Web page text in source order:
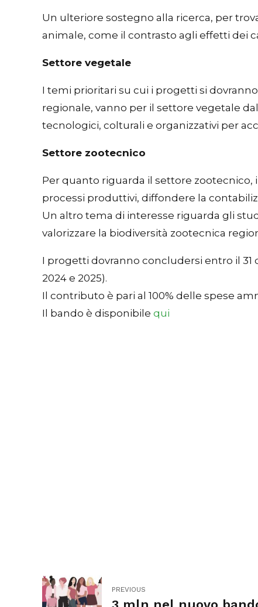
Un ulteriore sostegno alla ricerca, per
animale, come il contrasto agli effetti dei
Settore vegetale
I temi prioritari su cui i progetti si
regionale, vanno per il settore vegetale
tecnologici, colturali e organizzativi per
Settore zootecnico
Per quanto riguarda il settore
processi produttivi, diffondere la
Un altro tema di interesse riguarda gli
valorizzare la biodiversità zootecnica
I progetti dovranno concludersi entro il 31
2024 e 2025).
Il contributo è pari al 100% delle spese
Il bando è disponibile qui
PREVIOUS